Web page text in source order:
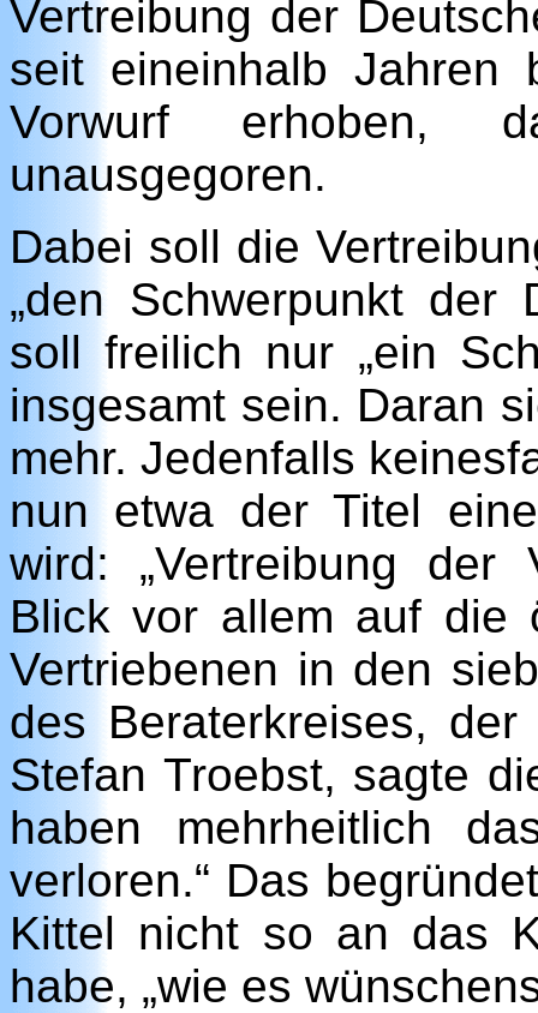
Vertreibung der
seit eineinhalb Jahren
Vorwurf erhoben,
unausgegoren.
Dabei soll die
„den Schwerpunkt der
soll freilich nur „ein
insgesamt sein. Daran
mehr. Jedenfalls
nun etwa der Titel
wird: „Vertreibung der
Blick vor allem auf die
Vertriebenen in den
des Beraterkreises, der
Stefan Troebst, sagte
haben mehrheitlich
verloren.“ Das
Kittel nicht so an das
habe, „wie es